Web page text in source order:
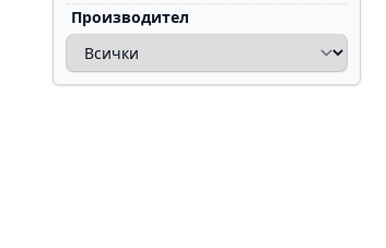
Производител